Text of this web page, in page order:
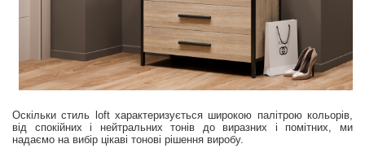
Оскільки стиль loft характеризується широкою палітрою кольорів,
від спокійних і нейтральних тонів до виразних і помітних, ми
надаємо на вибір цікаві тонові рішення виробу.